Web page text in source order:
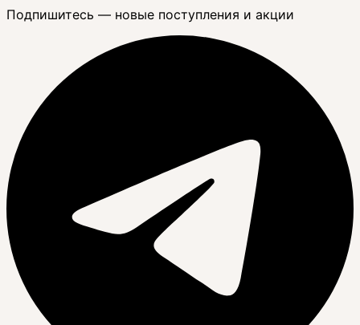
Подпишитесь — новые поступления и акции